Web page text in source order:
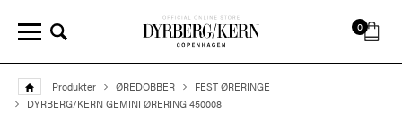
0
Produkter ØREDOBBER
FEST ØRERINGE
DYRBERG/KERN GEMINI ØRERING 450008